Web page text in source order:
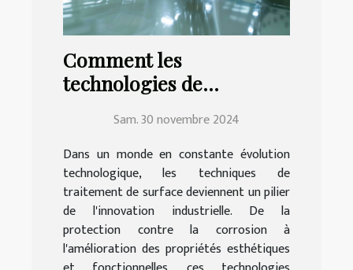
Comment les
technologies de
transforment l'industrie
moderne
Sam. 30 novembre 2024
Dans un monde en constante évolution
technologique, les techniques de
traitement de surface deviennent un pilier
de l'innovation industrielle. De la
protection contre la corrosion à
l'amélioration des propriétés esthétiques